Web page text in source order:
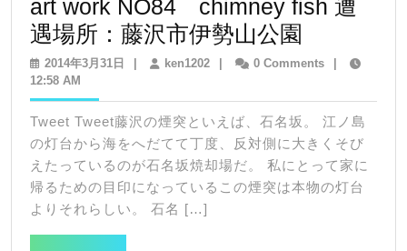
art work NO84 chimney fish 遭
遇場所：藤沢市伊勢山公園
work
chimney
fish
遭
遇
2014年3月31日
2014
月
31
日
ken1202ken12020 Comments
12:58 AM
Tweet Tweet藤沢の煙突といえば、石名坂。 江ノ島
の灯台から海をへだてて丁度、反対側に大きくそび
えたっているのが石名坂焼却場だ。 私にとって家に
帰るための目印になっているこの煙突は本物の灯台
よりそれらしい。 石名 […]